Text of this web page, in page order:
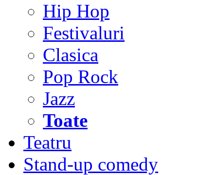
Hip Hop
Festivaluri
Clasica
Pop Rock
Jazz
Toate
Teatru
Stand-up comedy